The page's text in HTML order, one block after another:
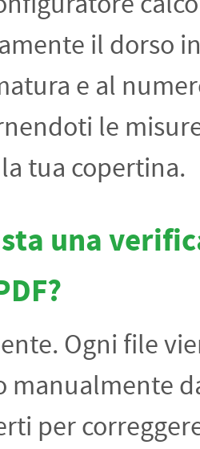
il dorso
e al
le
tua copertina.
una
Ogni file
manualmente
per